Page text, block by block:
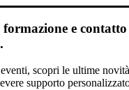
e
scopri le ultime
supporto